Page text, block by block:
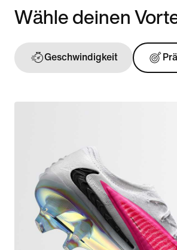
Wähle deinen
Geschwindigkeit